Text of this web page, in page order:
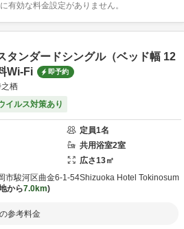
有効な料金設定がありません。
タンダードシングル（ベッド幅 12
Wi-Fi
即予約
栖
イルス対策あり
定員1名
共用浴室2室
広さ13㎡
市駿河区曲金6-1-54Shizuoka Hotel Tokinosum
から7.0km
参考料金